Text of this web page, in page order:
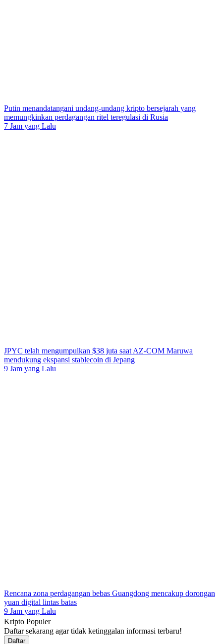
Putin menandatangani undang-undang kripto bersejarah yang
memungkinkan perdagangan ritel teregulasi di Rusia
7 Jam yang Lalu
JPYC telah mengumpulkan $38 juta saat AZ-COM Maruwa
mendukung ekspansi stablecoin di Jepang
9 Jam yang Lalu
Rencana zona perdagangan bebas Guangdong mencakup dorongan
yuan digital lintas batas
9 Jam yang Lalu
Kripto Populer
Daftar sekarang agar tidak ketinggalan informasi terbaru!
Daftar